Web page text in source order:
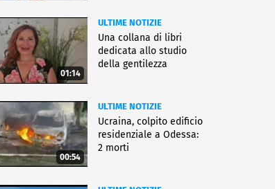
01:14
ULTIME NOTIZIE
Una collana di libri
dedicata allo studio
della gentilezza
00:54
ULTIME NOTIZIE
Ucraina, colpito edificio
residenziale a Odessa:
2 morti